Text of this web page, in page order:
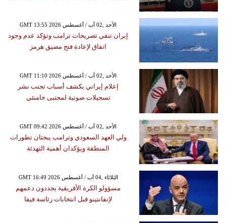
GMT 13:55 2026 الأحد ,02 آب / أغسطس
إيران تنفي تصريحات ترامب وتؤكد عدم وجود
اتفاق لإعادة فتح مضيق هرمز
GMT 11:10 2026 الأحد ,02 آب / أغسطس
إعلام إيراني يكشف أسباب تجنب نشر
تسجيلات صوتية لمجتبى خامنئي
GMT 09:42 2026 الأحد ,02 آب / أغسطس
ولي العهد السعودي وترامب يبحثان تطورات
المنطقة ويؤكدان أهمية التهدئة
GMT 16:49 2026 الثلاثاء ,04 آب / أغسطس
مسؤولو الكرة الأفريقية يجددون دعمهم
لإنفانتينو قبل انتخابات رئاسة فيفا